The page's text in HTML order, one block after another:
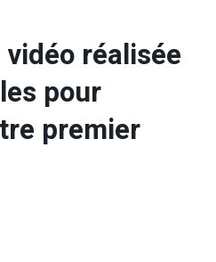
réalisée
pour
premier